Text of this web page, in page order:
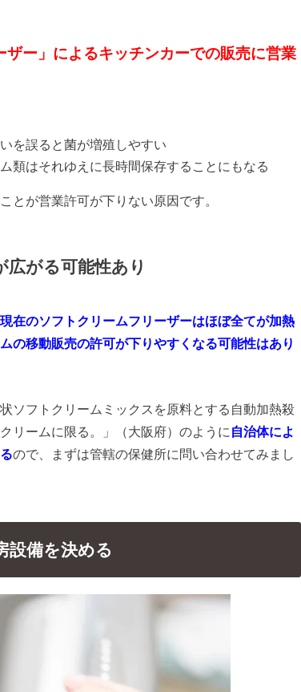
ー」によるキッチンカーでの販売に営業
を誤ると菌が増殖しやすい
類はそれゆえに長時間保存することにもなる
とが営業許可が下りない原因です。
広がる可能性あり
現在のソフトクリームフリーザーはほぼ全てが加熱
の移動販売の許可が下りやすくなる可能性はあり
ソフトクリームミックスを原料とする自動加熱殺
リームに限る。」（大阪府）のように 自治体によ
ので、まずは管轄の保健所に問い合わせてみまし
設備を決める